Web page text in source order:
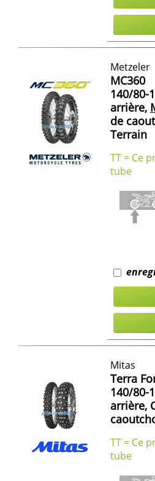
Metzeler
MC360
140/80-
arrière,
de
Terrain
TT = Ce
tube
Mitas
Terra
140/80-
arrière,
TT = Ce
tube